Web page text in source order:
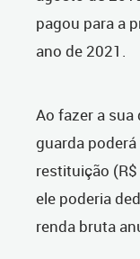
pagou para a
ano de 2021.
Ao fazer a sua
guarda
restituição
ele poderia
renda bruta